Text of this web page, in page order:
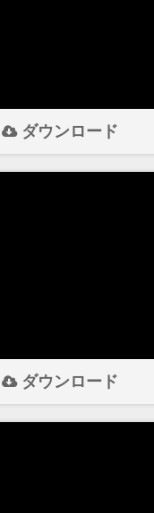
ダウンロード
ダウンロード